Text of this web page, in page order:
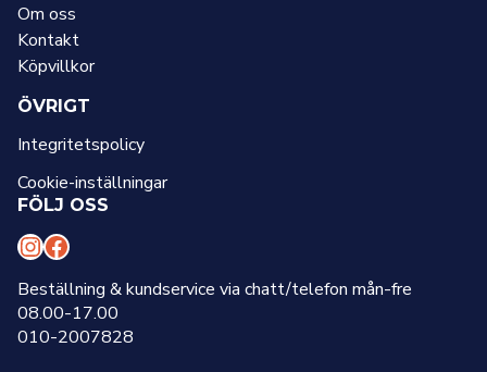
Om oss
Kontakt
Köpvillkor
ÖVRIGT
Integritetspolicy
Cookie-inställningar
FÖLJ OSS
I
n
s
t
F
a
c
e
Beställning & kundservice via chatt/telefon mån-fre
08.00-17.00
010-2007828